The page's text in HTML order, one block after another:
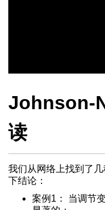
Johnson-
读
我们从网络上找到了
下结论：
案例1： 当调节